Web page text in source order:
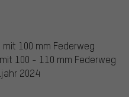
100 mm Federweg
100 - 110 mm Federweg
2024